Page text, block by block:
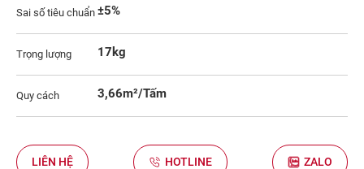
Sai số tiêu chuẩn ±5%
Trọng lượng 17kg
Quy cách 3,66m²/Tấm
LIÊN HỆ HOTLINE ZALO